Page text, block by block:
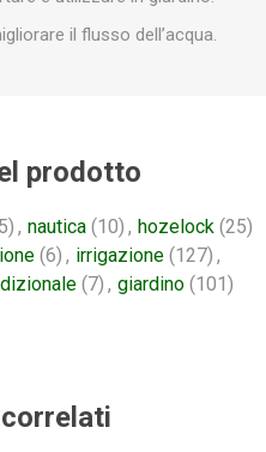
il flusso dell’acqua.
prodotto
, nautica (10) , hozelock (25)
(6) , irrigazione (127) ,
(7) , giardino (101)